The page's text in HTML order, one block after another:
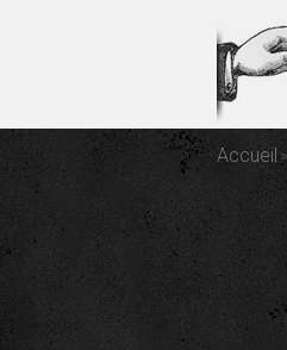
Accueil